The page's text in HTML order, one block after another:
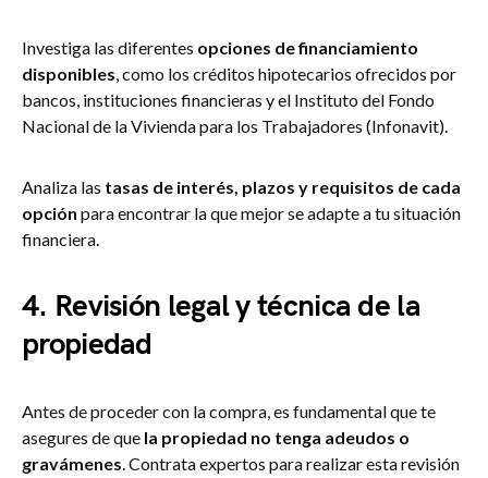
Investiga las diferentes opciones de financiamiento
disponibles, como los créditos hipotecarios ofrecidos por
bancos, instituciones financieras y el Instituto del Fondo
Nacional de la Vivienda para los Trabajadores (Infonavit).
Analiza las tasas de interés, plazos y requisitos de cada
opción para encontrar la que mejor se adapte a tu situación
financiera.
4. Revisión legal y técnica de la
propiedad
Antes de proceder con la compra, es fundamental que te
asegures de que la propiedad no tenga adeudos o
gravámenes. Contrata expertos para realizar esta revisión